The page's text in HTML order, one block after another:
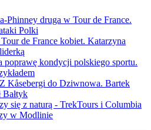
Phinney druga w Tour de France.
Polki
de France kobiet. Katarzyna
poprawę kondycji polskiego sportu.
Kåsebergi do Dziwnowa. Bartek
Bałtyk
się z naturą - TrekTours i Columbia
w Modlinie